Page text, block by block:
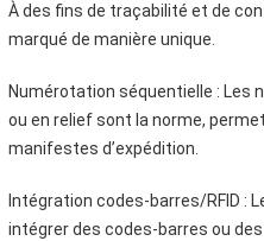
À des fins de traçabilité et de
marqué de manière unique.
Numérotation séquentielle : Les
ou en relief sont la norme,
manifestes d’expédition.
Intégration codes-barres/RFID :
intégrer des codes-barres ou